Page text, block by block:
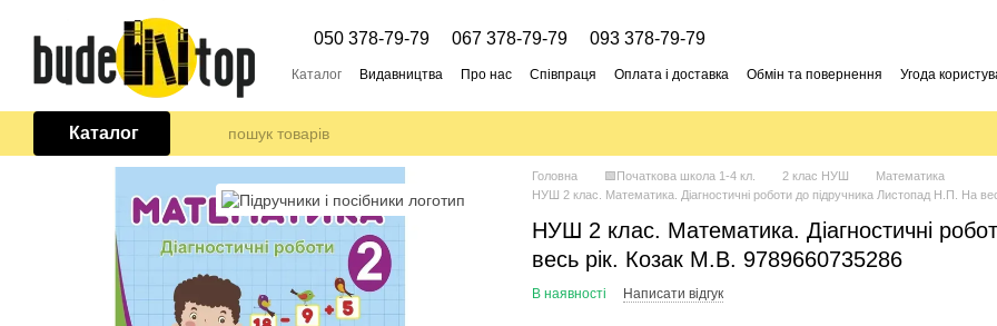
Перейти до основного контенту
050 378-79-79 067 378-79-79 093 378-79-79
Каталог Видавництва Про нас Співпраця Оплата і доставка Обмін та повернення Угода
Каталог
Головна 🟩Початкова школа 1-4 кл. 2 клас НУШ
Математика
НУШ 2 клас. Математика. Діагностичні роботи до підручника Листопад Н.П. На
НУШ 2 клас. Математика. Діагностичні
весь рік. Козак М.В. 9789660735286
В наявності Написати відгук